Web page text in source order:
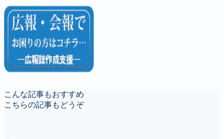
こんな記事もおすすめ
こちらの記事もどうぞ